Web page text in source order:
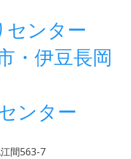
・伊豆長岡
ンター
間563-7